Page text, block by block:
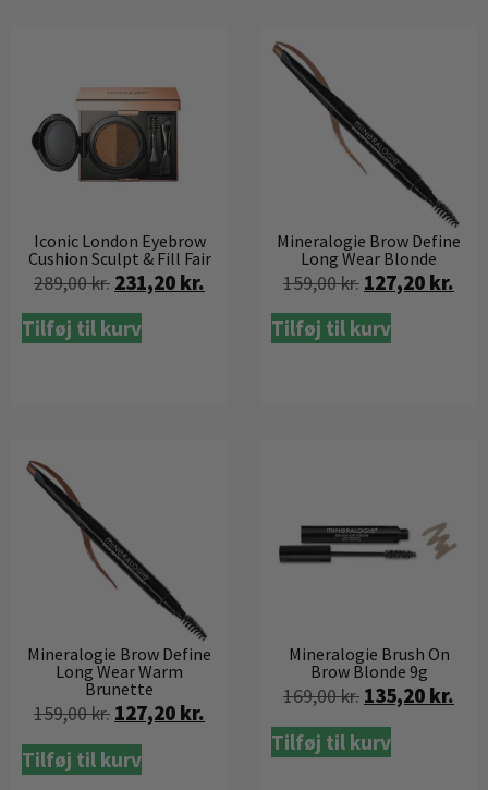
Iconic London Eyebrow
Cushion Sculpt & Fill Fair
289,00kr. 231,20 kr.
Tilføj til kurv
Mineralogie Brow Define
Long Wear Blonde
159,00kr. 127,20 kr.
Tilføj til kurv
Mineralogie Brow Define
Long Wear Warm
Brunette
159,00kr. 127,20 kr.
Tilføj til kurv
Mineralogie Brush On
Brow Blonde 9g
169,00kr. 135,20 kr.
Tilføj til kurv